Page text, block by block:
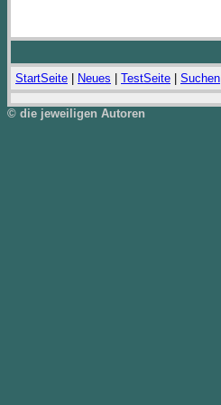
StartSeite Neues TestSeite Suchen
© die jeweiligen Autoren